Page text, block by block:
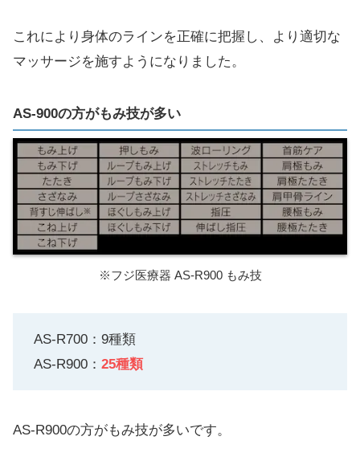
これにより身体のラインを正確に把握し、より適切な
マッサージを施すようになりました。
AS-900の方がもみ技が多い
※フジ医療器 AS-R900 もみ技
AS-R700：9種類
AS-R900： 25種類
AS-R900の方がもみ技が多いです。